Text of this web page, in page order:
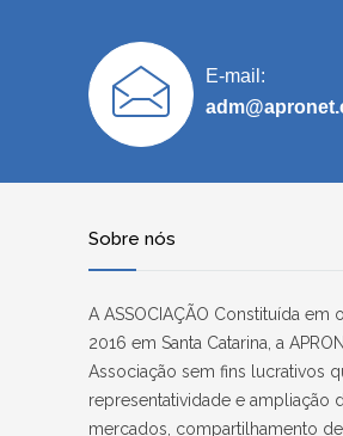
E-mail:
Sobre nós
A ASSOCIAÇÃO Constituída em
2016 em Santa Catarina, a
Associação sem fins lucrativos
representatividade e ampliação
mercados, compartilhamento de